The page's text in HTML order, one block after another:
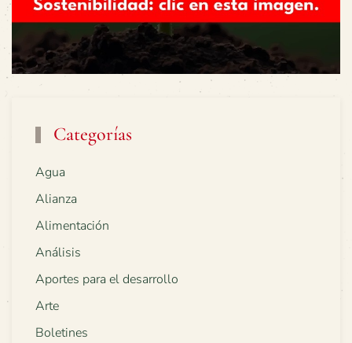
Categorías
Agua
Alianza
Alimentación
Análisis
Aportes para el desarrollo
Arte
Boletines